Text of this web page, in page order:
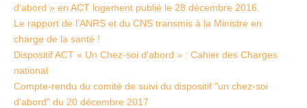
d’abord » en ACT logement publié le 28 décembre 2016.
Le rapport de l’ANRS et du CNS transmis à la Ministre en
charge de la santé !
Dispositif ACT « Un Chez-soi d’abord » : Cahier des Charges
national
Compte-rendu du comité de suivi du dispositif "un chez-soi
d'abord" du 20 décembre 2017